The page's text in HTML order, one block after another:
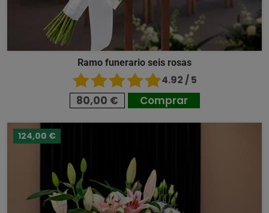
Ramo funerario seis rosas
4.92 / 5
80,00 € Comprar
124,00 €